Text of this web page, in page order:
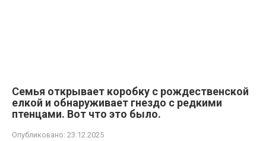
Семья открывает коробку с рождественской
елкой и обнаруживает гнездо с редкими
птенцами. Вот что это было.
Опубликовано: 23.12.2025